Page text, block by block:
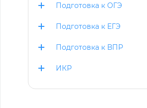
Подготовка к ОГЭ
Подготовка к ЕГЭ
Подготовка к ВПР
ИКР